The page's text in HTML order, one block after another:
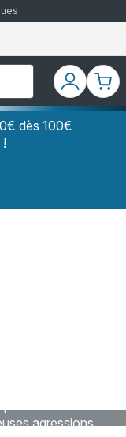
Mon
compte
Mon
dès 100€
!
agressions.